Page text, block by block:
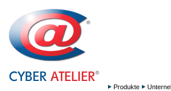
Produkte